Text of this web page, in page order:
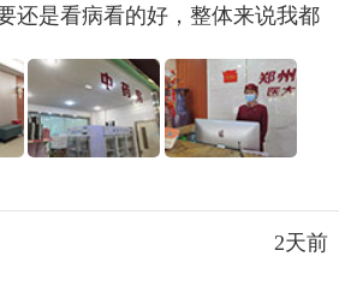
还是看病看的好，整体来说我都
2天前